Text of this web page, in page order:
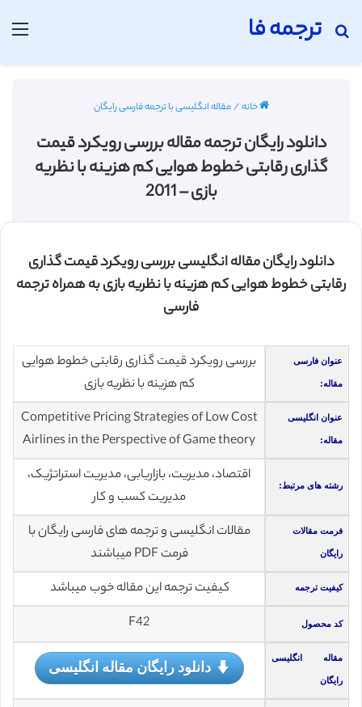
ترجمه فا
جستجو برای
خانه/مقاله انگلیسی با ترجمه فارسی رایگان
دانلود رایگان ترجمه مقاله بررسی رویکرد قیمت
گذاری رقابتی خطوط هوایی کم هزینه با نظریه
بازی – 2011
دانلود رایگان مقاله انگلیسی بررسی رویکرد قیمت گذاری
رقابتی خطوط هوایی کم هزینه با نظریه بازی به همراه ترجمه
فارسی
عنوان فارسی
مقاله:
بررسی رویکرد قیمت گذاری رقابتی خطوط هوایی
کم هزینه با نظریه بازی
عنوان انگلیسی
مقاله:
Competitive Pricing Strategies of Low Cost
Airlines in the Perspective of Game theory
رشته های مرتبط:
اقتصاد، مدیریت، بازاریابی، مدیریت استراتژیک،
مدیریت کسب و کار
فرمت مقالات
رایگان
مقالات انگلیسی و ترجمه های فارسی رایگان با
فرمت PDF میباشند
کیفیت ترجمه کیفیت ترجمه این مقاله خوب میباشد
کد محصول F42
مقاله انگلیسی
رایگان
دانلود رایگان مقاله انگلیسی